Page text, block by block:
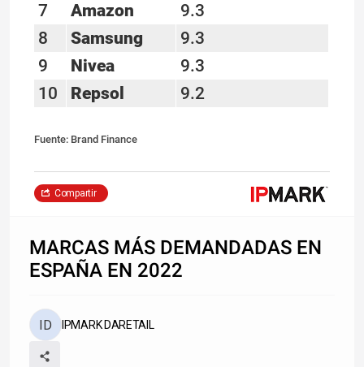
7
Amazon
9.3
8
Samsung
9.3
9
Nivea
9.3
10
Repsol 9.2
Fuente: Brand Finance
Compartir
MARCAS MÁS DEMANDADAS EN
ESPAÑA EN 2022
IPMARK DARETAIL